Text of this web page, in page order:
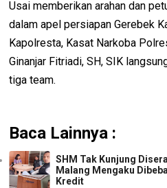
Usai memberikan arahan dan
dalam apel persiapan Gerebek
Kapolresta, Kasat Narkoba
Ginanjar Fitriadi, SH, SIK
tiga team.
Baca Lainnya :
SHM Tak Kunjung
Malang Mengaku
Kredit